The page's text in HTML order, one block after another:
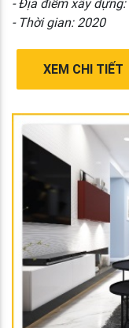
- Thời gian: 2020
XEM CHI TIẾT